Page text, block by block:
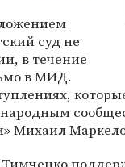
суд не
в течение
в МИД.
Михаил